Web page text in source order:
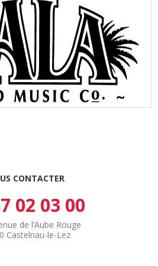
CONTACTER
02 03 00
de l’Aube Rouge
Castelnau-le-Lez